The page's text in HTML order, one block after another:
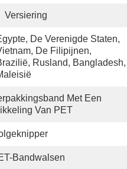
Versiering
De Verenigde Staten,
De Filipijnen,
Rusland, Bangladesh,
Met Een
Van PET
Bandwalsen